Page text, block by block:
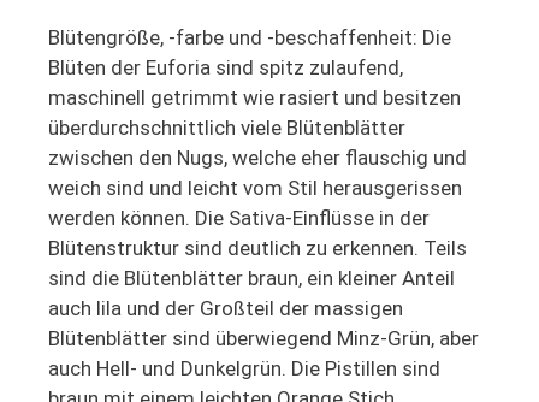
Blütengröße, -farbe und -beschaffenheit: Die
Blüten der Euforia sind spitz zulaufend,
maschinell getrimmt wie rasiert und besitzen
überdurchschnittlich viele Blütenblätter
zwischen den Nugs, welche eher flauschig und
weich sind und leicht vom Stil herausgerissen
werden können. Die Sativa-Einflüsse in der
Blütenstruktur sind deutlich zu erkennen. Teils
sind die Blütenblätter braun, ein kleiner Anteil
auch lila und der Großteil der massigen
Blütenblätter sind überwiegend Minz-Grün, aber
auch Hell- und Dunkelgrün. Die Pistillen sind